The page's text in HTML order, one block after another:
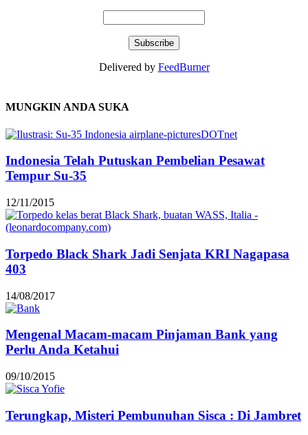
Delivered by FeedBurner
MUNGKIN ANDA SUKA
Indonesia Telah Putuskan Pembelian Pesawat
Tempur Su-35
12/11/2015
Torpedo Black Shark Jadi Senjata KRI Nagapasa
403
14/08/2017
Mengenal Macam-macam Pinjaman Bank yang
Perlu Anda Ketahui
09/10/2015
Terungkap, Misteri Pembunuhan Sisca : Di Jambret